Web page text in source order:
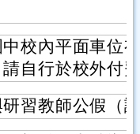
校內平面車位
自行於校外付
習教師公假（